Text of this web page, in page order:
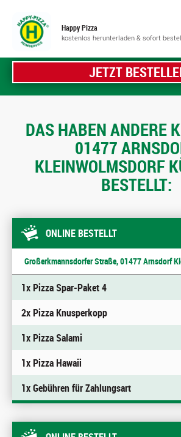
Happy Pizza
kostenlos herunterladen & sofort
JETZT
DAS HABEN ANDERE
01477
KLEINWOLMSDORF
BESTELLT:
ONLINE BESTELLT
Großerkmannsdorfer Straße, 01477 Arnsdorf
1x Pizza Spar-Paket 4
2x Pizza Knusperkopp
1x Pizza Salami
1x Pizza Hawaii
1x Gebühren für Zahlungsart